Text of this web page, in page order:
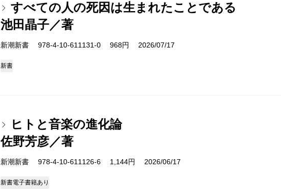
すべての人の死因は生まれたことである
池田晶子／著
新潮新書 978-4-10-611131-0 968円 2026/07/17
新書
ヒトと音楽の進化論
佐野芳彦／著
新潮新書 978-4-10-611126-6 1,144円 2026/06/17
新書電子書籍あり